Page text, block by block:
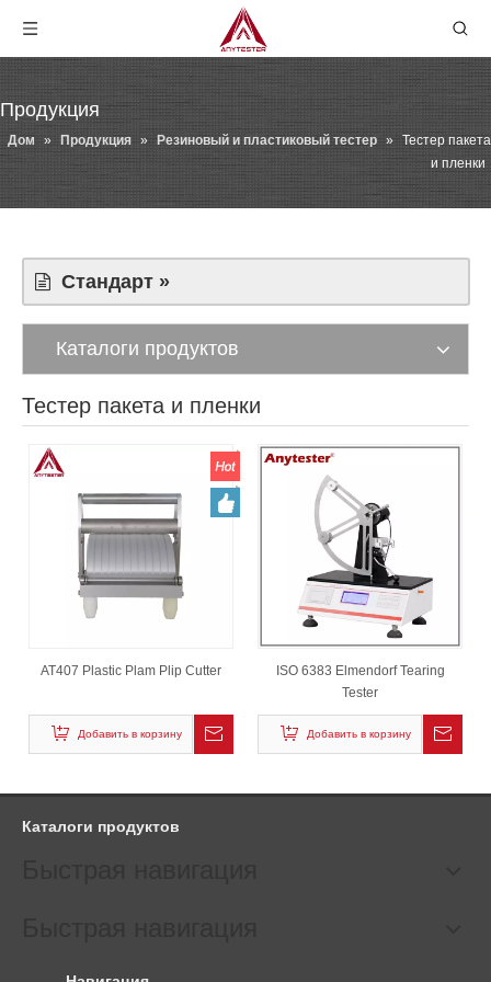
Продукция
Дом » Продукция » Резиновый и пластиковый тестер » Тестер пакета
и пленки
Стандарт »
Каталоги продуктов
Тестер пакета и пленки
AT407 Plastic Plam Plip Cutter
Добавить в корзину
ISO 6383 Elmendorf Tearing
Tester
Добавить в корзину
Каталоги продуктов